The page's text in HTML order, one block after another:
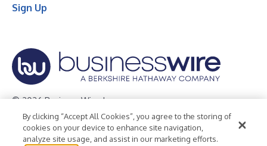
Sign Up
© 2026 Business Wire, Inc.
Privacy Policy Cookie Policy
Accessibility Statement
Terms of Use
Legal
By clicking “Accept All Cookies”, you agree to the storing of
cookies on your device to enhance site navigation,
analyze site usage, and assist in our marketing efforts.